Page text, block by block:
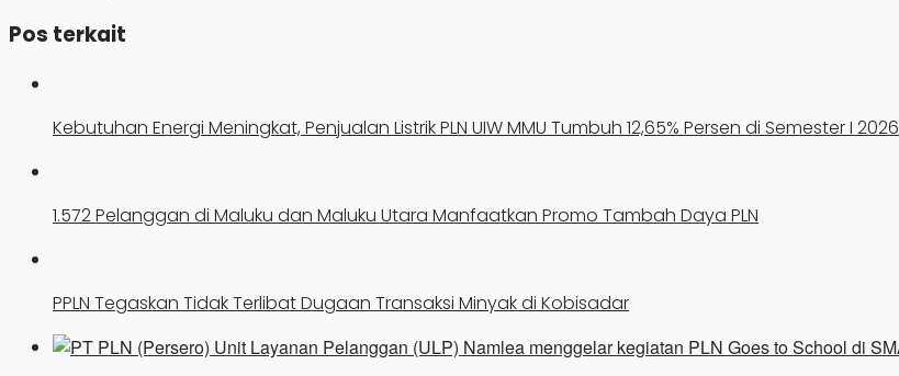
Pos terkait
Kebutuhan Energi Meningkat, Penjualan Listrik PLN UIW MMU Tumbuh 12,65% Persen di Semester I 2026
1.572 Pelanggan di Maluku dan Maluku Utara Manfaatkan Promo Tambah Daya PLN
PPLN Tegaskan Tidak Terlibat Dugaan Transaksi Minyak di Kobisadar